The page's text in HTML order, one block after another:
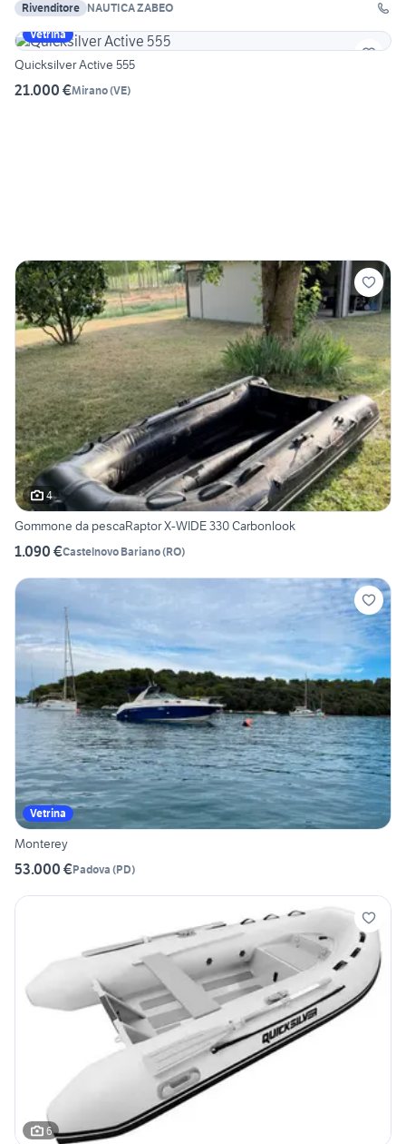
Rivenditore NAUTICA ZABEO
Vetrina
Quicksilver Active 555
21.000 €Mirano(VE)
4
Gommone da pescaRaptor X-WIDE 330 Carbonlook
1.090 €Castelnovo Bariano(RO)
Vetrina
Monterey
53.000 €Padova (PD)
6